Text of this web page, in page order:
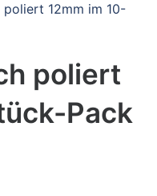
poliert 12mm im 10-
poliert
Pack